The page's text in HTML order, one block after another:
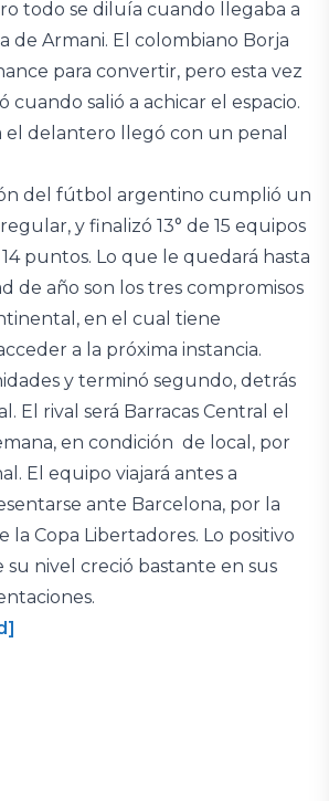
todo se diluía cuando llegaba a
de Armani. El colombiano Borja
para convertir, pero esta vez
salió a achicar el espacio.
el delantero llegó con un penal
del fútbol argentino cumplió un
y finalizó 13° de 15 equipos
puntos. Lo que le quedará hasta
de año son los tres compromisos
en el cual tiene
a la próxima instancia.
y terminó segundo, detrás
El rival será Barracas Central el
en condición de local, por
El equipo viajará antes a
ante Barcelona, por la
la Copa Libertadores. Lo positivo
su nivel creció bastante en sus